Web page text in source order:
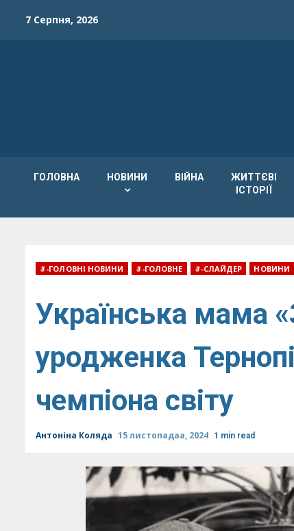
7 Серпня, 2026
ГОЛОВНА НОВИНИ ВІЙНА
ЖИТТЄВІ
ІСТОРІЇ
#-ГОЛОВНІ НОВИНИ #-ГОЛОВНЕ #-СЛАЙДЕР НОВИНИ
Українська мама
уродженка
чемпіона світу
Антоніна Коляда 15 листопадаа, 2024 1 min read